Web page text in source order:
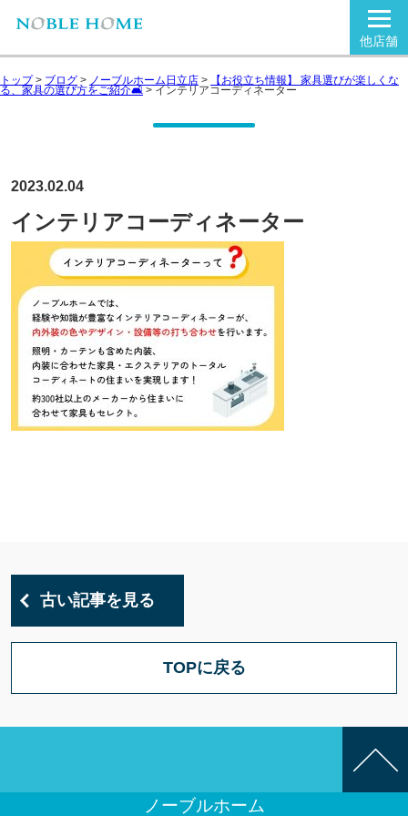
他店舗
トップ> ブログ > ノーブルホーム日立店 > 【お役立ち情報】 家具選びが楽しくな
る、家具の選び方をご紹介🛋 > インテリアコーディネーター
2023.02.04
インテリアコーディネーター
古い記事を見る
TOPに戻る
ノーブルホーム